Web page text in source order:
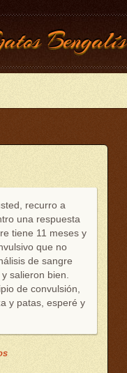
Bengalís
recurro a
una respuesta
tiene 11 meses y
que no
de sangre
salieron bien.
de convulsión,
y patas, esperé y